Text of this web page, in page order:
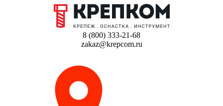
8 (800) 333-21-68
zakaz@krepcom.ru